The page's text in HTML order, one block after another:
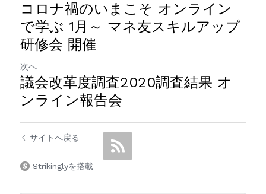
コロナ禍のいまこそ オンライン
で学ぶ 1月～ マネ友スキルアップ
研修会 開催
次へ
議会改革度調査2020調査結果 オ
ンライン報告会
サイトへ戻る
Strikinglyを搭載